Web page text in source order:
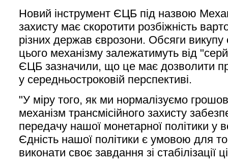
Новий інструмент ЄЦБ під назвою
захисту має скоротити розбіжність
різних держав єврозони. Обсяги викупу
цього механізму залежатимуть від
ЄЦБ зазначили, що це має дозволити
у середньостроковій перспективі.
"У міру того, як ми нормалізуємо
механізм трансмісійного захисту
передачу нашої монетарної політики у
Єдність нашої політики є умовою для
виконати своє завдання зі стабілізації